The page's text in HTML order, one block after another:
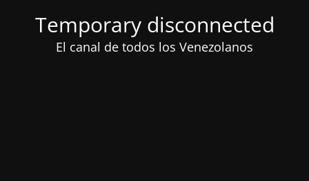
Temporary disconnected
El canal de todos los Venezolanos